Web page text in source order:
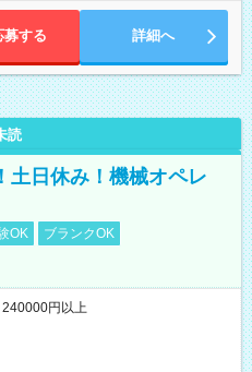
募する 詳細へ
読
土日休み！機械オペレ
OK
ブランクOK
円以上